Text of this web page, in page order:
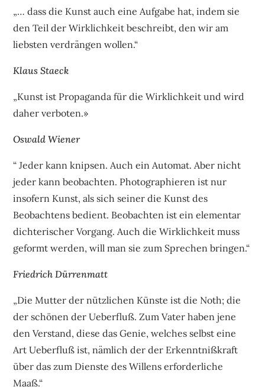
„… dass die Kunst auch eine Aufgabe hat, indem sie
den Teil der Wirklichkeit beschreibt, den wir am
liebsten verdrängen wollen.“
Klaus Staeck
„Kunst ist Propaganda für die Wirklichkeit und wird
daher verboten.»
Oswald Wiener
“ Jeder kann knipsen. Auch ein Automat. Aber nicht
jeder kann beobachten. Photographieren ist nur
insofern Kunst, als sich seiner die Kunst des
Beobachtens bedient. Beobachten ist ein elementar
dichterischer Vorgang. Auch die Wirklichkeit muss
geformt werden, will man sie zum Sprechen bringen.“
Friedrich Dürrenmatt
„Die Mutter der nützlichen Künste ist die Noth; die
der schönen der Ueberfluß. Zum Vater haben jene
den Verstand, diese das Genie, welches selbst eine
Art Ueberfluß ist, nämlich der der Erkenntnißkraft
über das zum Dienste des Willens erforderliche
Maaß.“